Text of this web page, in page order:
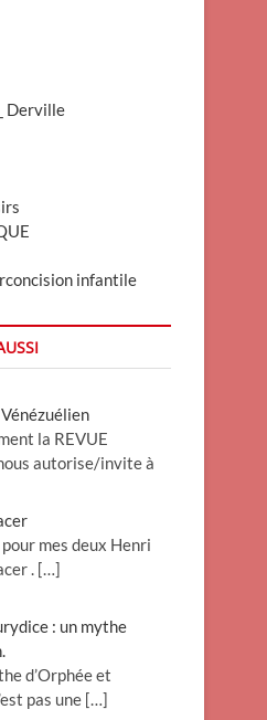
Derville
infantile
la REVUE
autorise/invite à
mes deux Henri
. […]
: un mythe
d’Orphée et
pas une […]